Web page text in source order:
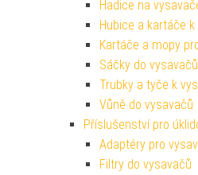
Hadice na
Hubice a kartáče
Kartáče a mopy
Sáčky do vysavačů
Trubky a tyče k
Vůně do vysavačů
Příslušenství pro
Adaptéry pro
Filtry do vysavačů